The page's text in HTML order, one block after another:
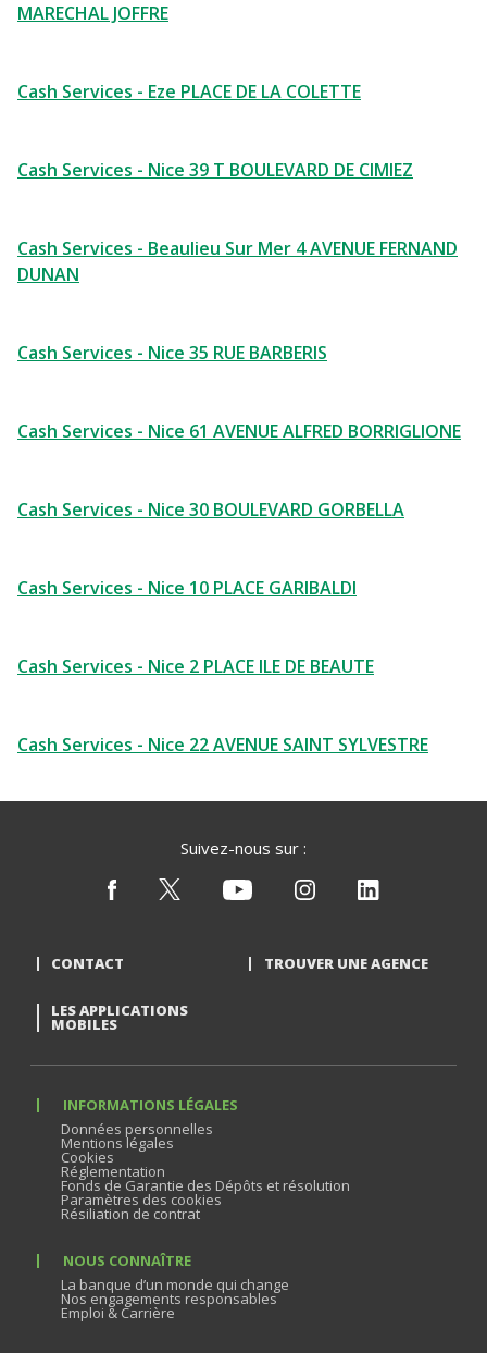
MARECHAL JOFFRE
Cash Services - Eze PLACE DE LA COLETTE
Cash Services - Nice 39 T BOULEVARD DE CIMIEZ
Cash Services - Beaulieu Sur Mer 4 AVENUE FERNAND
DUNAN
Cash Services - Nice 35 RUE BARBERIS
Cash Services - Nice 61 AVENUE ALFRED BORRIGLIONE
Cash Services - Nice 30 BOULEVARD GORBELLA
Cash Services - Nice 10 PLACE GARIBALDI
Cash Services - Nice 2 PLACE ILE DE BEAUTE
Cash Services - Nice 22 AVENUE SAINT SYLVESTRE
Suivez-nous sur :
CONTACT TROUVER UNE AGENCE
LES APPLICATIONS
MOBILES
INFORMATIONS LÉGALES
Données personnelles
Mentions légales
Cookies
Réglementation
Fonds de Garantie des Dépôts et résolution
Paramètres des cookies
Résiliation de contrat
NOUS CONNAÎTRE
La banque d’un monde qui change
Nos engagements responsables
Emploi & Carrière